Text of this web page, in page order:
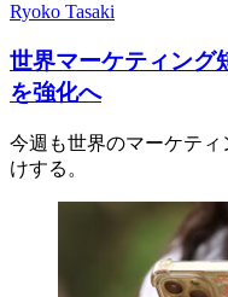
Ryoko Tasaki
世界マーケティング
を強化へ
今週も世界のマーケテ
けする。